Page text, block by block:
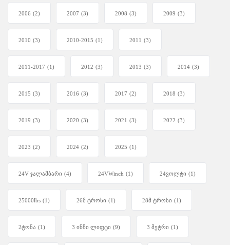
2006 (2) 2007 (3) 2008 (3) 2009 (3)
2010 (3) 2010-2015 (1) 2011 (3)
2011-2017 (1) 2012 (3) 2013 (3) 2014 (3)
2015 (3) 2016 (3) 2017 (2) 2018 (3)
2019 (3) 2020 (3) 2021 (3) 2022 (3)
2023 (2) 2024 (2) 2025 (1)
24V ჯალამბარი (4) 24VWinch (1) 24ვოლტი (1)
25000lbs (1) 26მ ტროსი (1) 28მ ტროსი (1)
2ტონა (1) 3 ინჩი ლიფტი (9) 3 მეტრი (1)